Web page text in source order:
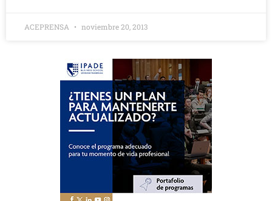
ACEPRENSA noviembre 20, 2013